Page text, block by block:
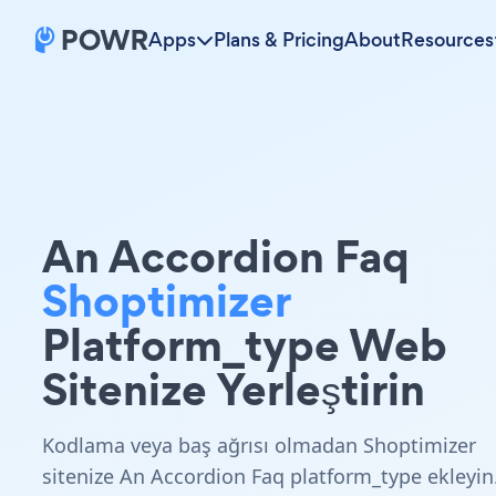
Apps Plans & PricingAboutResources
An Accordion Faq
Shoptimizer
Platform_type Web
Sitenize Yerleştirin
Kodlama veya baş ağrısı olmadan Shoptimizer
sitenize An Accordion Faq platform_type